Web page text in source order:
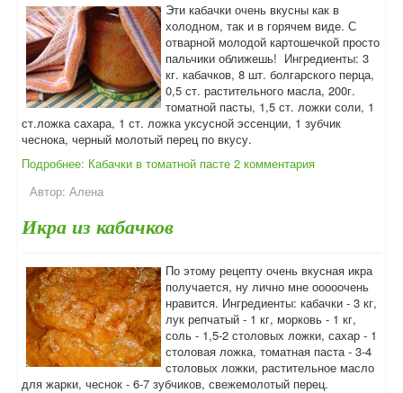
Эти кабачки очень вкусны как в
холодном, так и в горячем виде. С
отварной молодой картошечкой просто
пальчики оближешь! Ингредиенты: 3
кг. кабачков, 8 шт. болгарского перца,
0,5 ст. растительного масла, 200г.
томатной пасты, 1,5 ст. ложки соли, 1
ст.ложка сахара, 1 ст. ложка уксусной эссенции, 1 зубчик
чеснока, черный молотый перец по вкусу.
Подробнее: Кабачки в томатной пасте 2 комментария
Автор: Алена
Икра из кабачков
По этому рецепту очень вкусная икра
получается, ну лично мне ооооочень
нравится. Ингредиенты: кабачки - 3 кг,
лук репчатый - 1 кг, морковь - 1 кг,
соль - 1,5-2 столовых ложки, сахар - 1
столовая ложка, томатная паста - 3-4
столовых ложки, растительное масло
для жарки, чеснок - 6-7 зубчиков, свежемолотый перец.